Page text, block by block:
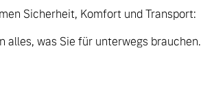
Sicherheit, Komfort und Transport:
alles, was Sie für unterwegs brauchen.